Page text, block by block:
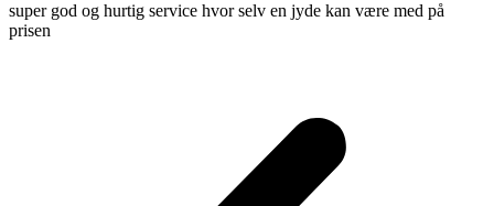
super god og hurtig service hvor selv en jyde kan være med på
prisen